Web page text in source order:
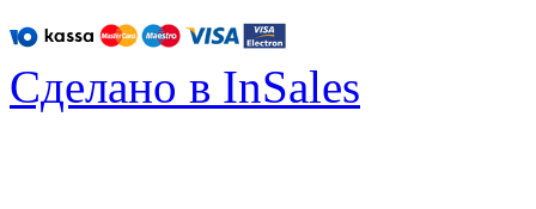
Сделано в InSales